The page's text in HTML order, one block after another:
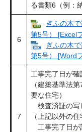
る書類6（例：
6
ぎふの木
第5号） [Excel
ぎふの木
第5号） [Word
7
工事完了日が
（建築基準法
要な住宅）
検査済証の写
（上記以外の住
工事完了日が